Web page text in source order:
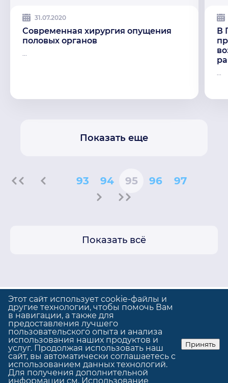
31.07.2020
Современная хирургия опущения
половых органов
В
Показать еще
93 94 95 96 97
Показать всё
Политика конфиденциальности
Использование cookie
© GrandUp | Сделано вGrandUp
Этот сайт использует cookie-файлы и
другие технологии, чтобы помочь Вам
в навигации, а также для
предоставления лучшего
пользовательского опыта и анализа
использования наших продуктов и
услуг. Продолжая использовать наш
сайт, вы автоматически соглашаетесь с
использованием данных технологий.
Для получения дополнительной
информации см. Использование
Принять